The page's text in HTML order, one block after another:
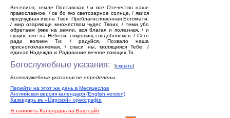
Веселися, земле Полтавская / и все Отечество наше
православное, / се бо яко светозарное солнце, / явися
предчудная икона Твоя, Преблагословенная Богомати,
/ мир озаряющи множеством чудес Твоих, / теми убо
обретаем (яже на земли, вся благая и полезная, / и
сущих, яже на Небеси, сокровищ сподобляемся. / Сего
ради вопием Ти: / радуйся, Похвало наша
приснопокланяемая, / спаси ны, молящияся Тебе, /
единая Надеждо и Радование вечное поющих Тя.
Богослужебные указания: [скрыть]
Богослужебные указания не определены
Перейти на этот же день в Месяцеслов
Английская версия календаря (English version)
Календарь въ «Царской» орѳографiи
Установить Календарь на Ваш сайт